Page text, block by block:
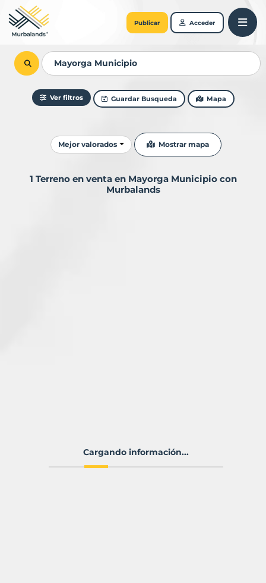
Publicar Acceder
Ver filtros Guardar Busqueda Mapa
Ordenar resultados
Mejor valorados Mostrar mapa
1 Terreno en venta en Mayorga Municipio con
Murbalands
Cargando información...